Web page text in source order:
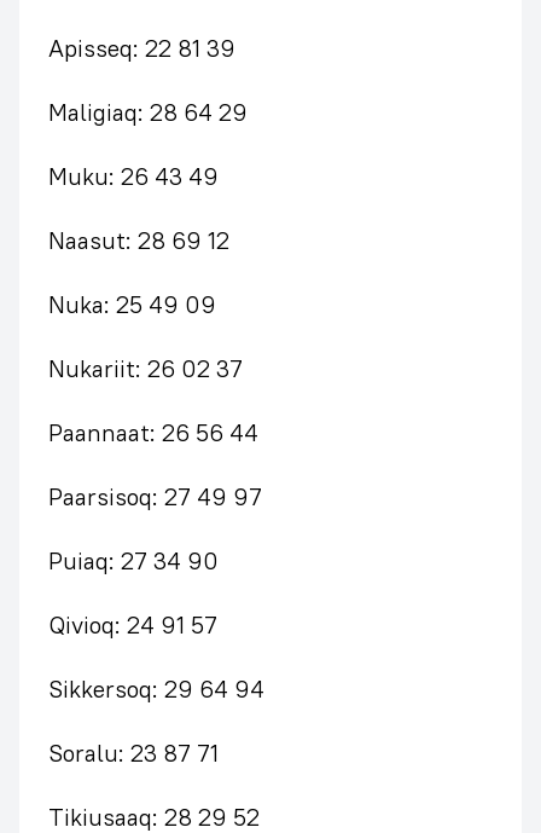
Apisseq: 22 81 39
Maligiaq: 28 64 29
Muku: 26 43 49
Naasut: 28 69 12
Nuka: 25 49 09
Nukariit: 26 02 37
Paannaat: 26 56 44
Paarsisoq: 27 49 97
Puiaq: 27 34 90
Qivioq: 24 91 57
Sikkersoq: 29 64 94
Soralu: 23 87 71
Tikiusaaq: 28 29 52